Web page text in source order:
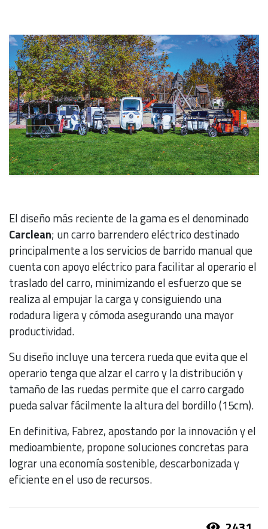
El diseño más reciente de la gama es el denominado
Carclean; un carro barrendero eléctrico destinado
principalmente a los servicios de barrido manual que
cuenta con apoyo eléctrico para facilitar al operario el
traslado del carro, minimizando el esfuerzo que se
realiza al empujar la carga y consiguiendo una
rodadura ligera y cómoda asegurando una mayor
productividad.
Su diseño incluye una tercera rueda que evita que el
operario tenga que alzar el carro y la distribución y
tamaño de las ruedas permite que el carro cargado
pueda salvar fácilmente la altura del bordillo (15cm).
En definitiva, Fabrez, apostando por la innovación y el
medioambiente, propone soluciones concretas para
lograr una economía sostenible, descarbonizada y
eficiente en el uso de recursos.